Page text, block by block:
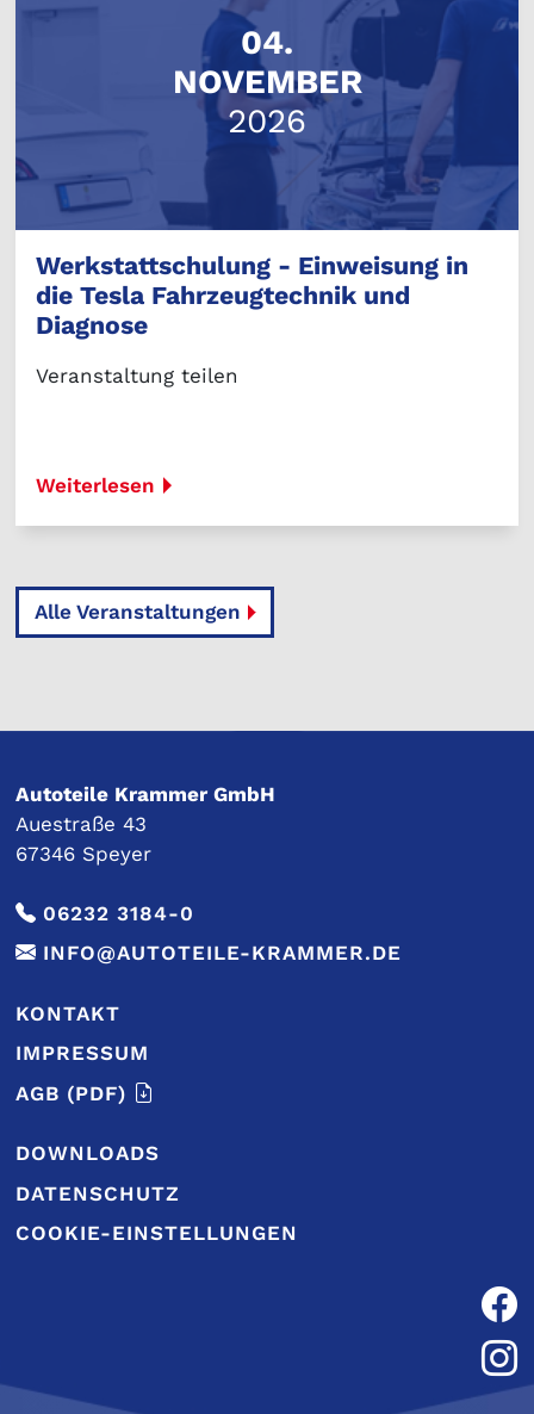
04.
NOVEMBER
2026
Werkstattschulung - Einweisung in
die Tesla Fahrzeugtechnik und
Diagnose
Veranstaltung teilen
Weiterlesen
Alle Veranstaltungen
Autoteile Krammer GmbH
Auestraße 43
67346 Speyer
06232 3184-0
INFO@AUTOTEILE-KRAMMER.DE
KONTAKT
IMPRESSUM
AGB (PDF)
DOWNLOADS
DATENSCHUTZ
COOKIE-EINSTELLUNGEN